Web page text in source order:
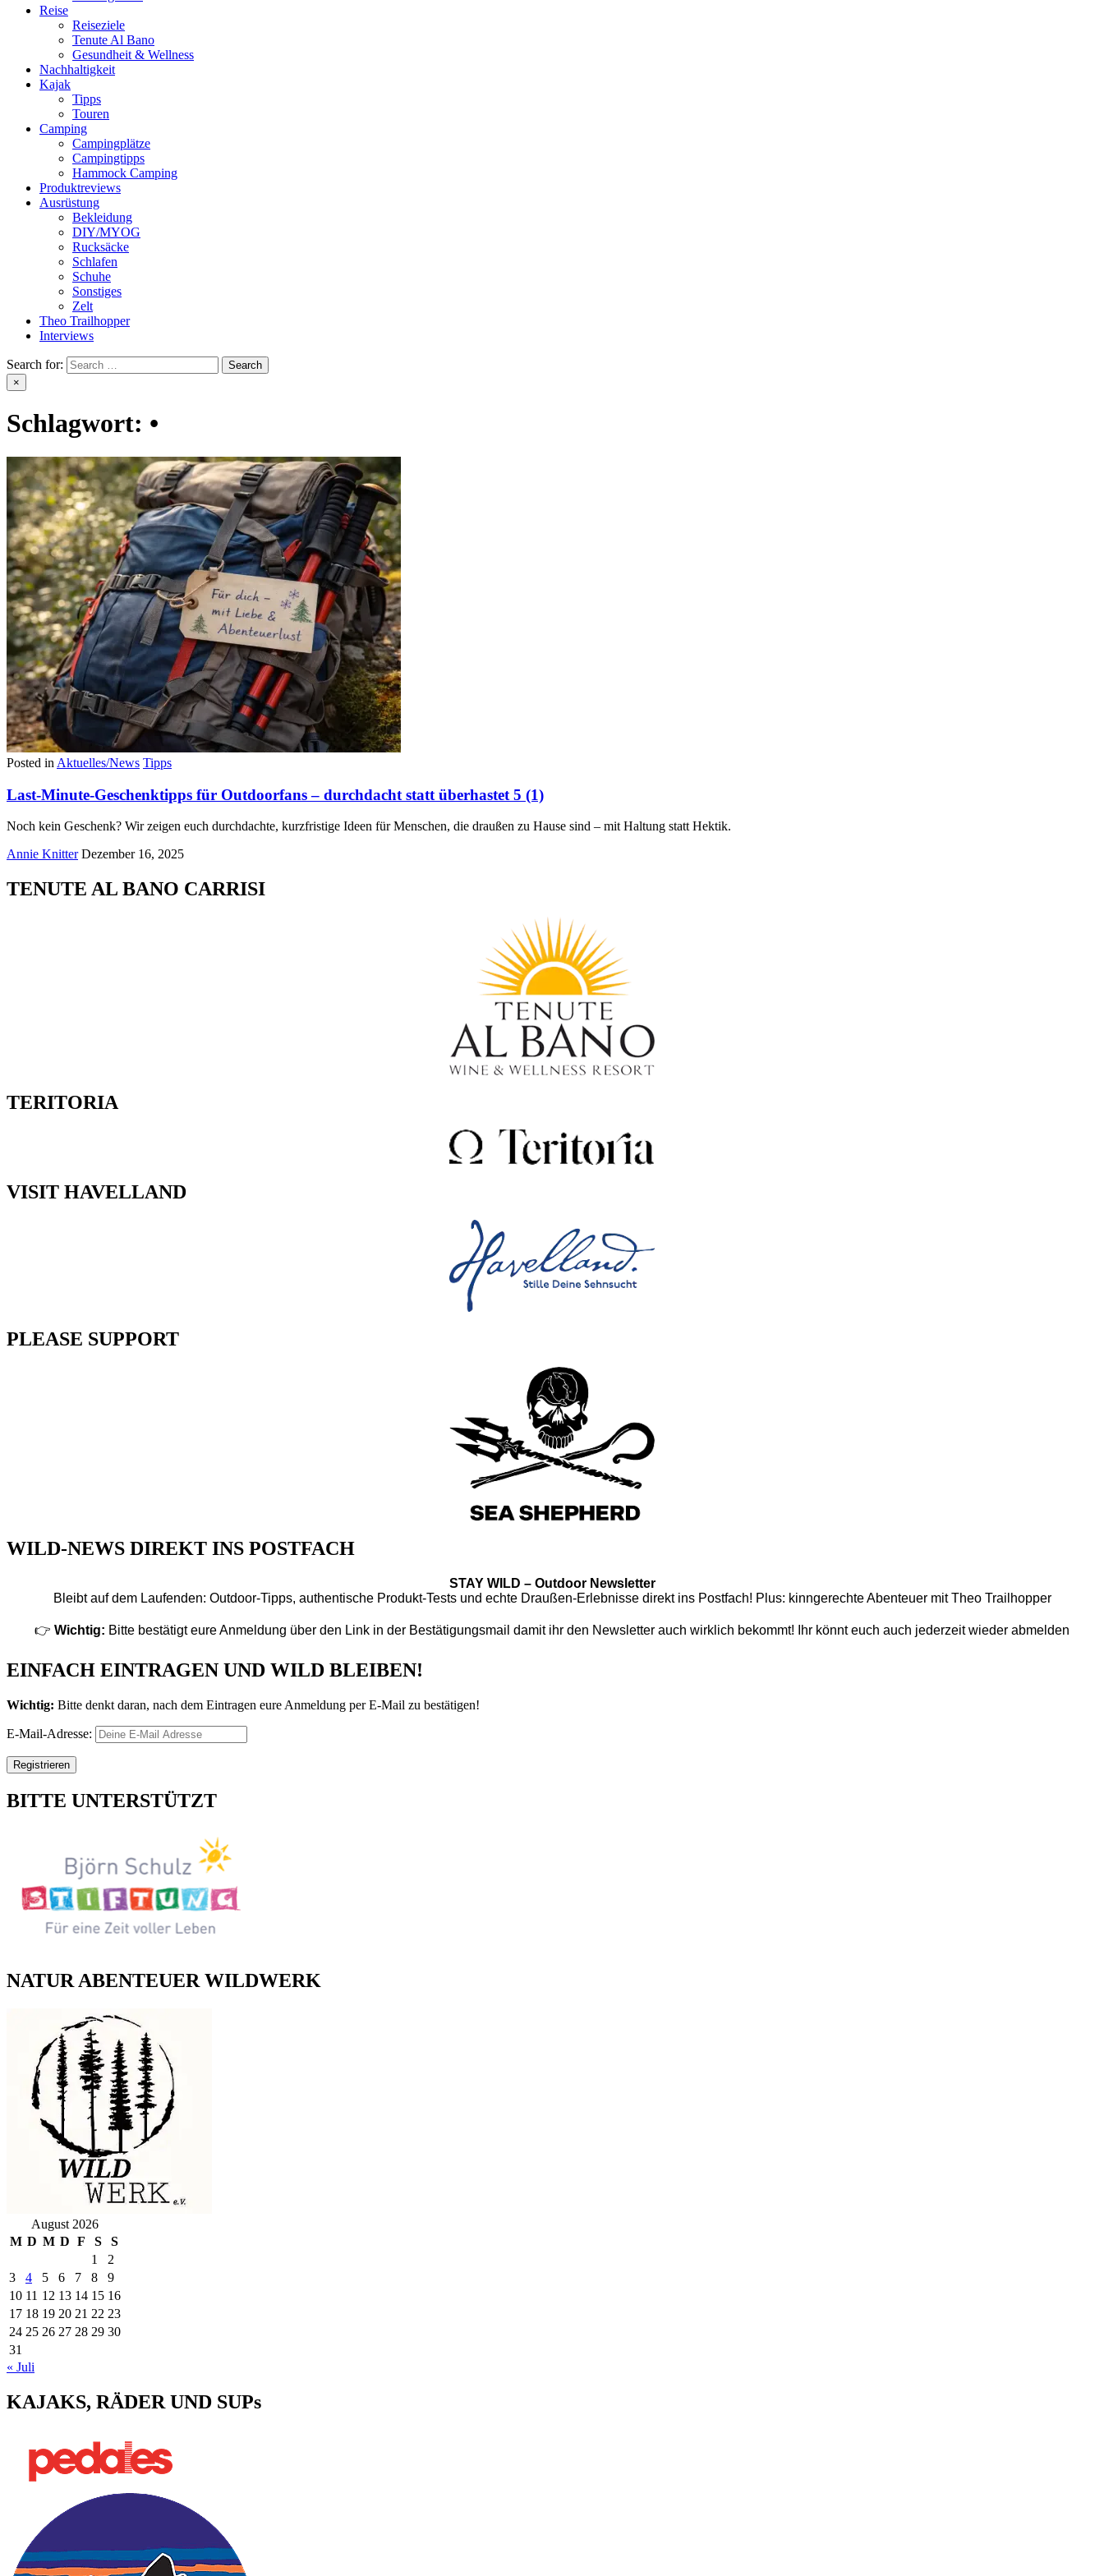
Reise
Reiseziele
Tenute Al Bano
Gesundheit & Wellness
Nachhaltigkeit
Kajak
Tipps
Touren
Camping
Campingplätze
Campingtipps
Hammock Camping
Produktreviews
Ausrüstung
Bekleidung
DIY/MYOG
Rucksäcke
Schlafen
Schuhe
Sonstiges
Zelt
Theo Trailhopper
Interviews
Search for:
×
Schlagwort: •
Posted in Aktuelles/News Tipps
Last-Minute-Geschenktipps für Outdoorfans – durchdacht statt überhastet 5 (1)
Noch kein Geschenk? Wir zeigen euch durchdachte, kurzfristige Ideen für Menschen, die draußen zu Hause sind – mit Haltung statt Hektik.
Annie Knitter Dezember 16, 2025
TENUTE AL BANO CARRISI
TERITORIA
VISIT HAVELLAND
PLEASE SUPPORT
WILD-NEWS DIREKT INS POSTFACH
STAY WILD – Outdoor Newsletter
Bleibt auf dem Laufenden: Outdoor-Tipps, authentische Produkt-Tests und echte Draußen-Erlebnisse direkt ins Postfach! Plus: kinngerechte Abenteuer mit Theo Trailhopper
👉 Wichtig: Bitte bestätigt eure Anmeldung über den Link in der Bestätigungsmail damit ihr den Newsletter auch wirklich bekommt! Ihr könnt euch auch jederzeit wieder abmelden
EINFACH EINTRAGEN UND WILD BLEIBEN!
Wichtig: Bitte denkt daran, nach dem Eintragen eure Anmeldung per E-Mail zu bestätigen!
E-Mail-Adresse:
BITTE UNTERSTÜTZT
NATUR ABENTEUER WILDWERK
August 2026
M D M D F S
S
1
2
3
4 5 6 7 8
9
10 11 12 13 14 15 16
17 18 19 20 21 22 23
24 25 26 27 28 29 30
31
« Juli
KAJAKS, RÄDER UND SUPs